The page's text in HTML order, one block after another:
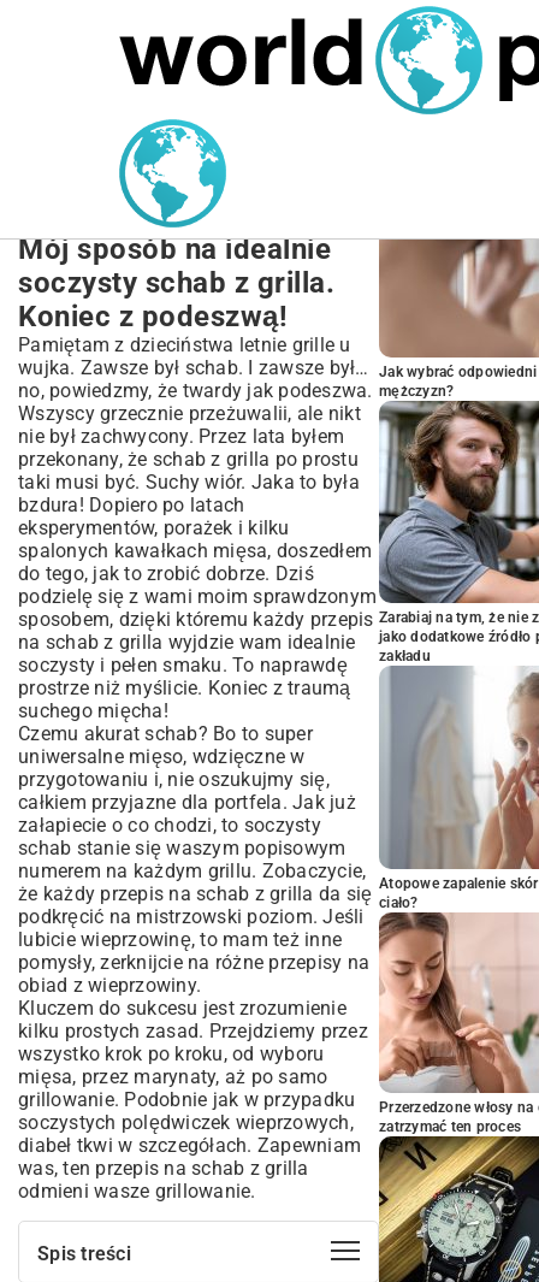
MARIUSZ ŁAMAGA 27.09.2025
Przepis na Schab z Grilla:
Perfekcyjnie Soczysty
Krok po Kroku
Mój sposób na idealnie
soczysty schab z grilla.
Koniec z podeszwą!
Pamiętam z dzieciństwa letnie grille u
wujka. Zawsze był schab. I zawsze był…
no, powiedzmy, że twardy jak podeszwa.
Wszyscy grzecznie przeżuwalii, ale nikt
nie był zachwycony. Przez lata byłem
przekonany, że schab z grilla po prostu
taki musi być. Suchy wiór. Jaka to była
bzdura! Dopiero po latach
eksperymentów, porażek i kilku
spalonych kawałkach mięsa, doszedłem
do tego, jak to zrobić dobrze. Dziś
podzielę się z wami moim sprawdzonym
sposobem, dzięki któremu każdy przepis
na schab z grilla wyjdzie wam idealnie
soczysty i pełen smaku. To naprawdę
prostrze niż myślicie. Koniec z traumą
suchego mięcha!
Czemu akurat schab? Bo to super
uniwersalne mięso, wdzięczne w
przygotowaniu i, nie oszukujmy się,
całkiem przyjazne dla portfela. Jak już
załapiecie o co chodzi, to soczysty
schab stanie się waszym popisowym
numerem na każdym grillu. Zobaczycie,
że każdy przepis na schab z grilla da się
podkręcić na mistrzowski poziom. Jeśli
lubicie wieprzowinę, to mam też inne
pomysły, zerknijcie na różne przepisy na
obiad z wieprzowiny.
Kluczem do sukcesu jest zrozumienie
kilku prostych zasad. Przejdziemy przez
wszystko krok po kroku, od wyboru
mięsa, przez marynaty, aż po samo
grillowanie. Podobnie jak w przypadku
soczystych polędwiczek wieprzowych,
diabeł tkwi w szczegółach. Zapewniam
was, ten przepis na schab z grilla
odmieni wasze grillowanie.
Spis treści
Jak wybrać
mężczyzn?
Zarabiaj na tym, że nie
jako dodatkowe
zakładu
Atopowe zapalenie
ciało?
Przerzedzone włosy
zatrzymać ten proces